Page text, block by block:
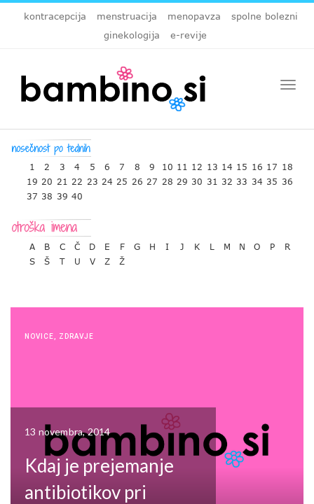
kontracepcija menstruacija menopavza
spolne bolezni
ginekologija
e-revije
1 2 3 4 5 6 7 8 9 10 11 12 13 14 15 16 17 18
19 20 21 22 23 24 25 26 27 28 29 30 31 32 33 34 35 36
37 38 39 40
A B C Č D E F G H I J K L M N O P
R
S
Š T U V Z Ž
NOVICE ZDRAVJE
13 novembra, 2014
Kdaj je prejemanje
antibiotikov pri